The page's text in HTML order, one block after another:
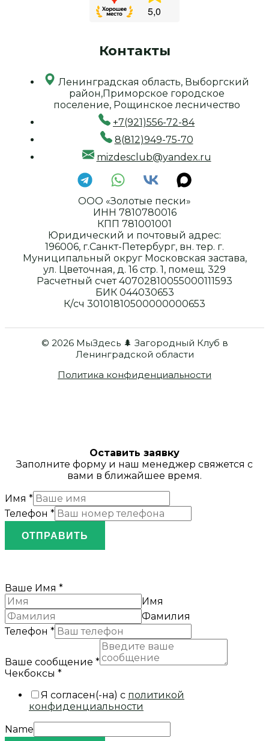
Контакты
Ленинградская область, Выборгский
район,Приморское городское
поселение, Рощинское лесничество
+7(921)556-72-84
8(812)949-75-70
mizdesclub@yandex.ru
ООО «Золотые пески»
ИНН 7810780016
КПП 781001001
Юридический и почтовый адрес:
196006, г.Санкт-Петербург, вн. тер. г.
Муниципальный округ Московская застава,
ул. Цветочная, д. 16 стр. 1, помещ. 329
Расчетный счет 40702810055000111593
БИК 044030653
К/сч 30101810500000000653
© 2026 МыЗдесь 🌲 Загородный Клуб в
Ленинградской области
Политика конфиденциальности
Оставить заявку
Заполните форму и наш менеджер свяжется с
вами в ближайшее время.
Имя *
Телефон *
ОТПРАВИТЬ
Ваше Имя *
Имя
Фамилия
Телефон *
Ваше сообщение *
Чекбоксы *
Я согласен(-на) с политикой
конфиденциальности
Name